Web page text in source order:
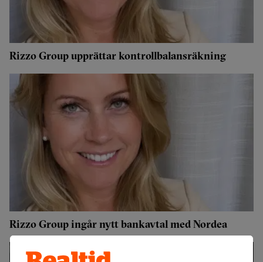
Rizzo Group upprättar kontrollbalansräkning
Rizzo Group ingår nytt bankavtal med Nordea